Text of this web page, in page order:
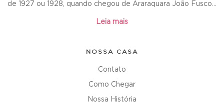
de 1927 ou 1928, quando chegou de Araraquara João Fusco...
Leia mais
NOSSA CASA
Contato
Como Chegar
Nossa História